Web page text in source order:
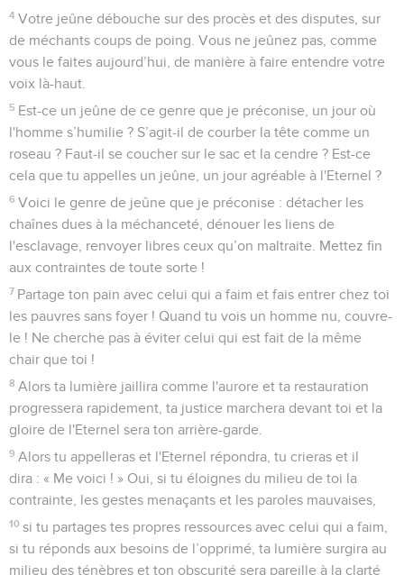
4 Votre jeûne débouche sur des procès et des disputes, sur
de méchants coups de poing. Vous ne jeûnez pas, comme
vous le faites aujourd’hui, de manière à faire entendre votre
voix là-haut.
5 Est-ce un jeûne de ce genre que je préconise, un jour où
l'homme s’humilie ? S’agit-il de courber la tête comme un
roseau ? Faut-il se coucher sur le sac et la cendre ? Est-ce
cela que tu appelles un jeûne, un jour agréable à l'Eternel ?
6 Voici le genre de jeûne que je préconise : détacher les
chaînes dues à la méchanceté, dénouer les liens de
l'esclavage, renvoyer libres ceux qu’on maltraite. Mettez fin
aux contraintes de toute sorte !
7 Partage ton pain avec celui qui a faim et fais entrer chez toi
les pauvres sans foyer ! Quand tu vois un homme nu, couvre-
le ! Ne cherche pas à éviter celui qui est fait de la même
chair que toi !
8 Alors ta lumière jaillira comme l'aurore et ta restauration
progressera rapidement, ta justice marchera devant toi et la
gloire de l'Eternel sera ton arrière-garde.
9 Alors tu appelleras et l'Eternel répondra, tu crieras et il
dira : « Me voici ! » Oui, si tu éloignes du milieu de toi la
contrainte, les gestes menaçants et les paroles mauvaises,
10 si tu partages tes propres ressources avec celui qui a faim,
si tu réponds aux besoins de l’opprimé, ta lumière surgira au
milieu des ténèbres et ton obscurité sera pareille à la clarté